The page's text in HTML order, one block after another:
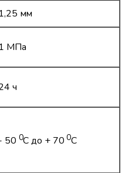
1,25 мм
1 МПа
ч
50 0С до + 700С